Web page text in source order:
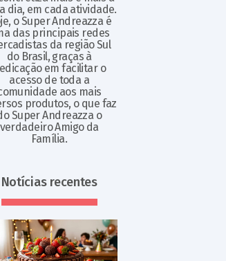
dia, em cada atividade.
o Super Andreazza é
das principais redes
da região Sul
do Brasil, graças à
em facilitar o
acesso de toda a
aos mais
produtos, o que faz
Super Andreazza o
verdadeiro Amigo da
Família.
Notícias recentes